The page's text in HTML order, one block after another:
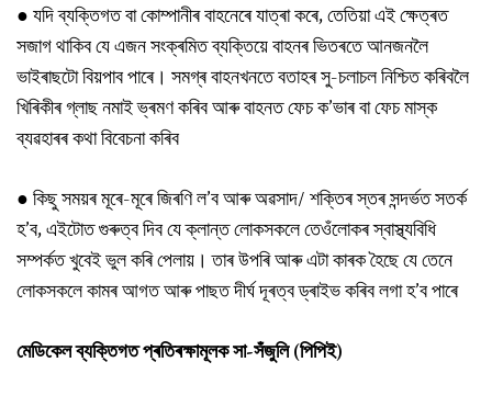
● যদি ব্যক্তিগত বা কোম্পানীৰ বাহনেৰে যাত্ৰা কৰে, তেতিয়া এই ক্ষেত্ৰত
সজাগ থাকিব যে এজন সংক্ৰমিত ব্যক্তিয়ে বাহনৰ ভিতৰতে আনজনলৈ
ভাইৰাছটো বিয়পাব পাৰে। সমগ্ৰ বাহনখনতে বতাহৰ সু-চলাচল নিশ্চিত কৰিবলৈ
খিৰিকীৰ গ্লাছ নমাই ভ্ৰমণ কৰিব আৰু বাহনত ফেচ ক’ভাৰ বা ফেচ মাস্ক
ব্যৱহাৰৰ কথা বিবেচনা কৰিব
●কিছু সময়ৰ মূৰে-মূৰে জিৰণি ল’ব আৰু অৱসাদ/ শক্তিৰ স্তৰ সন্দৰ্ভত সতৰ্ক
হ’ব, এইটোত গুৰুত্ব দিব যে ক্লান্ত লোকসকলে তেওঁলোকৰ স্বাস্থ্যবিধি
সম্পৰ্কত খুবেই ভুল কৰি পেলায়। তাৰ উপৰি আৰু এটা কাৰক হৈছে যে তেনে
লোকসকলে কামৰ আগত আৰু পাছত দীৰ্ঘ দূৰত্ব ড্ৰাইভ কৰিব লগা হ’ব পাৰে
মেডিকেল ব্যক্তিগত প্ৰতিৰক্ষামূলক সা-সঁজুলি (পিপিই)